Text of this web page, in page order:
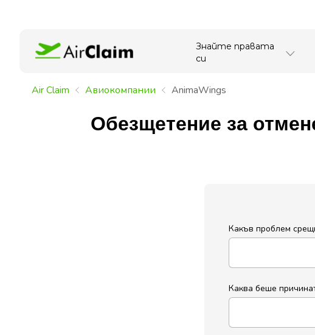
Знайте правата
си
Air Claim Aвиокомпании AnimaWings
Обезщетение за
Какъв проблем
Каква беше